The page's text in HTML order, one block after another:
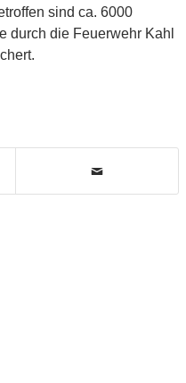
sind ca. 6000
durch die Feuerwehr Kahl